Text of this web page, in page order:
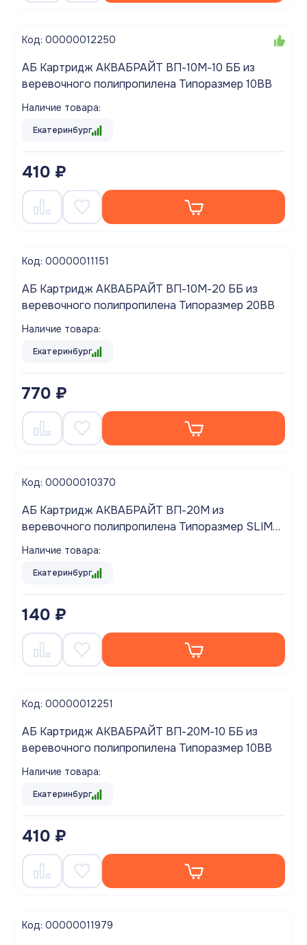
Код: 00000012250
АБ Картридж АКВАБРАЙТ ВП-10М-10 ББ из
веревочного полипропилена Типоразмер 10BB
Наличие товара:
Екатеринбург
410 ₽
Код: 00000011151
АБ Картридж АКВАБРАЙТ ВП-10М-20 ББ из
веревочного полипропилена Типоразмер 20BB
Наличие товара:
Екатеринбург
770 ₽
Код: 00000010370
АБ Картридж АКВАБРАЙТ ВП-20М из
веревочного полипропилена Типоразмер SLIM
10"
Наличие товара:
Екатеринбург
140 ₽
Код: 00000012251
АБ Картридж АКВАБРАЙТ ВП-20М-10 ББ из
веревочного полипропилена Типоразмер 10BB
Наличие товара:
Екатеринбург
410 ₽
Код: 00000011979